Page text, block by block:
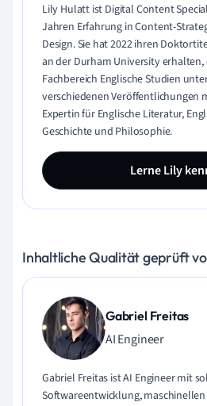
Lily Hulatt ist Digital Content
Jahren Erfahrung in Content-
Design. Sie hat 2022 ihren
an der Durham University
Fachbereich Englische Studien
verschiedenen Veröffentlichungen
Expertin für Englische Literatur,
Geschichte und Philosophie.
Lerne Lily
Inhaltliche Qualität geprüft
Gabriel Freitas
AI Engineer
Gabriel Freitas ist AI Engineer mit
Softwareentwicklung,